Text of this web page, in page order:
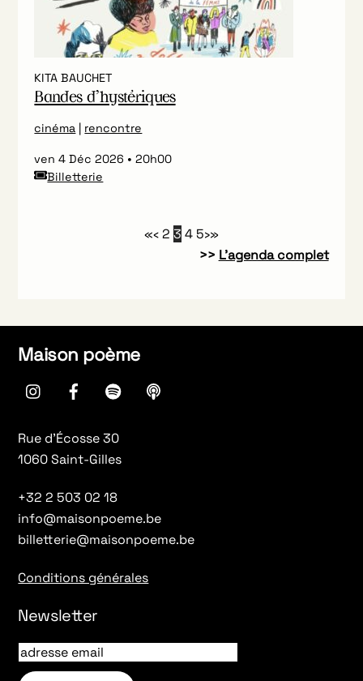
KITA BAUCHET
Bandes d’hystériques
cinéma | rencontre
ven 4 Déc 2026
20h00
Billetterie
«‹2 3 45›»
>> L’agenda complet
Maison poème
instagramFacebookspotify
Rue d’Écosse 30
1060 Saint-Gilles
+32 2 503 02 18
info@maisonpoeme.be
billetterie@maisonpoeme.be
Conditions générales
Newsletter